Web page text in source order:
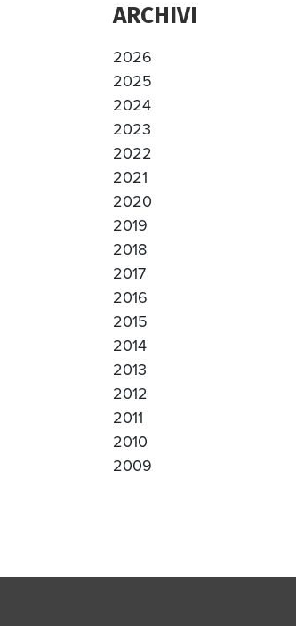
ARCHIVI
2026
2025
2024
2023
2022
2021
2020
2019
2018
2017
2016
2015
2014
2013
2012
2011
2010
2009